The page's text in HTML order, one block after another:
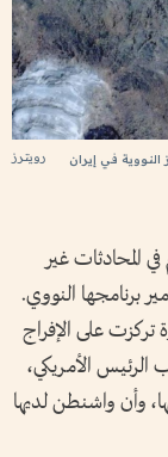
رويترز في إيران
المحادثات غير
برنامجها النووي.
على الإفراج
الأمريكي،
وأن واشنطن لديها